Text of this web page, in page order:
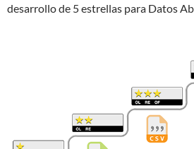
desarrollo de 5 estrellas para Datos